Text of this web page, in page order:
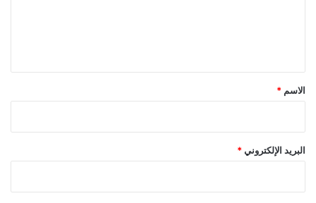
*
الاسم *
البريد الإلكتروني *